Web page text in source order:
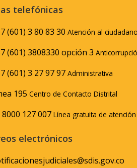
telefónicas
(601) 3 80 83 30 Atención al
(601) 3808330 opción 3
(601) 3 27 97 97 Administrativa
195 Centro de Contacto Distrital
8000 127 007 Línea gratuita de
electrónicos